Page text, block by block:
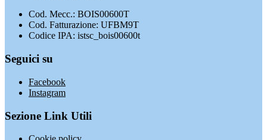
Cod. Mecc.: BOIS00600T
Cod. Fatturazione: UFBM9T
Codice IPA: istsc_bois00600t
Seguici su
Facebook
Instagram
Sezione Link Utili